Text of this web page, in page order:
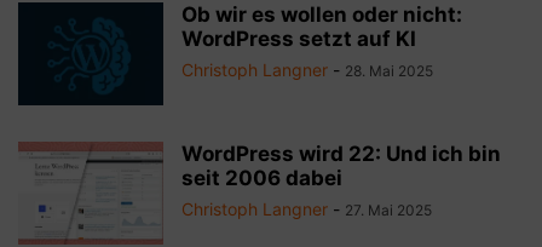
Ob wir es wollen oder nicht:
WordPress setzt auf KI
Christoph Langner - 28. Mai 2025
WordPress wird 22: Und ich bin
seit 2006 dabei
Christoph Langner - 27. Mai 2025